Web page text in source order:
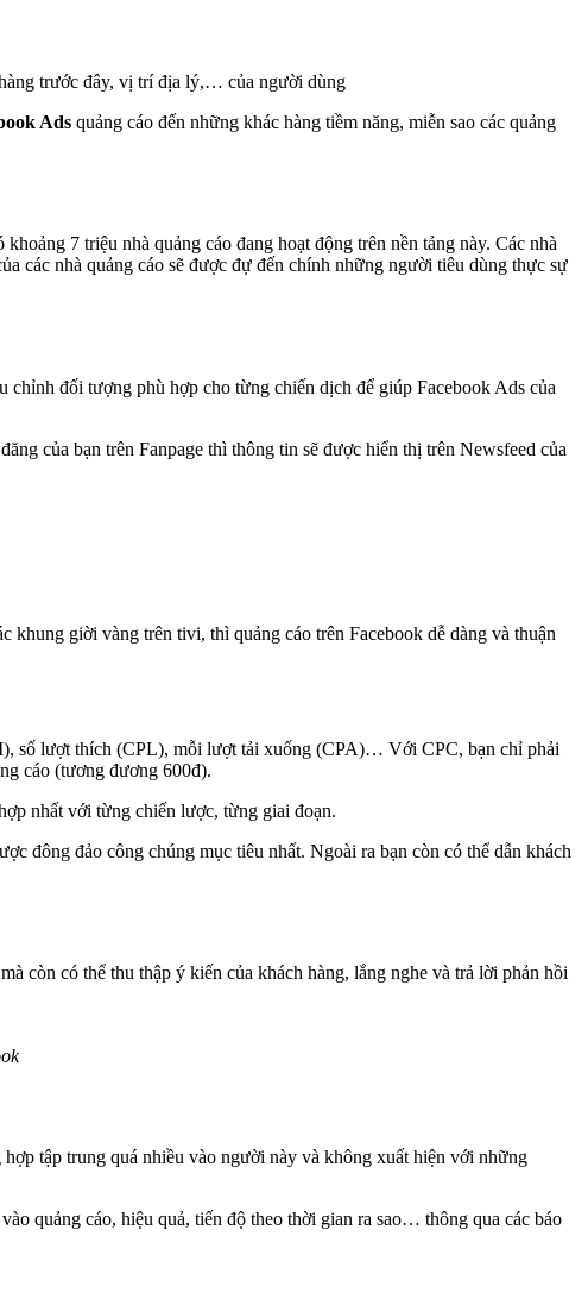
trước đây, vị trí địa lý,… của người dùng
Ads quảng cáo đến những khác hàng tiềm năng, miễn sao các quảng
7 triệu nhà quảng cáo đang hoạt động trên nền tảng này. Các nhà
các nhà quảng cáo sẽ được đự đến chính những người tiêu dùng thực sự
chỉnh đối tượng phù hợp cho từng chiến dịch để giúp Facebook Ads của
của bạn trên Fanpage thì thông tin sẽ được hiển thị trên Newsfeed của
khung giời vàng trên tivi, thì quảng cáo trên Facebook dễ dàng và thuận
số lượt thích (CPL), mỗi lượt tải xuống (CPA)… Với CPC, bạn chỉ phải
cáo (tương đương 600đ).
nhất với từng chiến lược, từng giai đoạn.
đông đảo công chúng mục tiêu nhất. Ngoài ra bạn còn có thể dẫn khách
còn có thể thu thập ý kiến của khách hàng, lắng nghe và trả lời phản hồi
tập trung quá nhiều vào người này và không xuất hiện với những
quảng cáo, hiệu quả, tiến độ theo thời gian ra sao… thông qua các báo